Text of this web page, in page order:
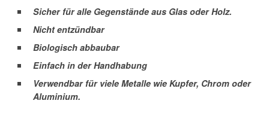
Sicher für alle Gegenstände aus Glas oder Holz.
Nicht entzündbar
Biologisch abbaubar
Einfach in der Handhabung
Verwendbar für viele Metalle wie Kupfer, Chrom oder
Aluminium.